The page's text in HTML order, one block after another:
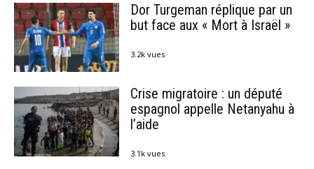
Dor Turgeman réplique par un
but face aux « Mort à Israël »
3.2k vues
Crise migratoire : un député
espagnol appelle Netanyahu à
l’aide
3.1k vues